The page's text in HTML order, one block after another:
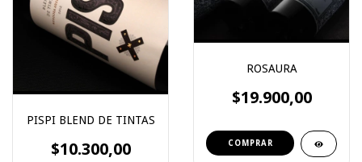
PISPI BLEND DE TINTAS
$10.300,00
ROSAURA
$19.900,00